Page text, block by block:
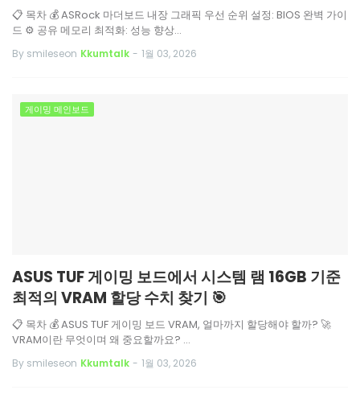
📋 목차 💰 ASRock 마더보드 내장 그래픽 우선 순위 설정: BIOS 완벽 가이
드 ⚙️ 공유 메모리 최적화: 성능 향상…
By smileseon Kkumtalk - 1월 03, 2026
게이밍 메인보드
ASUS TUF 게이밍 보드에서 시스템 램 16GB 기준
최적의 VRAM 할당 수치 찾기 🎯
📋 목차 💰 ASUS TUF 게이밍 보드 VRAM, 얼마까지 할당해야 할까? 🚀
VRAM이란 무엇이며 왜 중요할까요? …
By smileseon Kkumtalk - 1월 03, 2026